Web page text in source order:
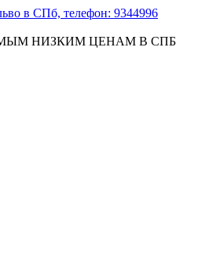
НИЗКИМ ЦЕНАМ В СПБ